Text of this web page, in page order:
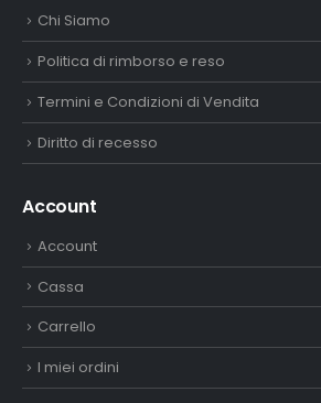
Chi Siamo
Politica di rimborso e reso
Termini e Condizioni di Vendita
Diritto di recesso
Account
Account
Cassa
Carrello
I miei ordini